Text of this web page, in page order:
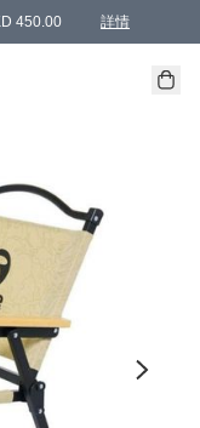
450.00 詳情
products, members can
送貨方式 )